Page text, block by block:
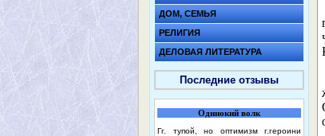
ДОМ, СЕМЬЯ
РЕЛИГИЯ
ДЕЛОВАЯ ЛИТЕРАТУРА
Последние отзывы
Одинокий волк
Гг. тупой, но оптимизм г.героини